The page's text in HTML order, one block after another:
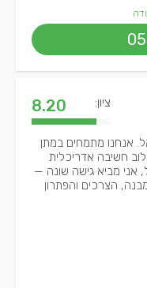
ציון: 8.20
אנחנו מתמחים במתן
חשיבה אדריכלית
אני מביא גישה שונה —
הצרכים והפתרון